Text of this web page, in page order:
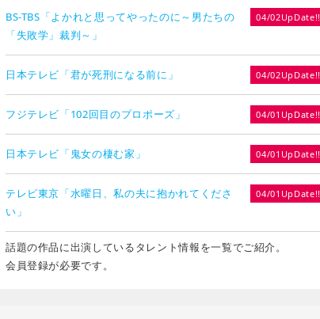
BS-TBS「よかれと思ってやったのに～男たちの
「失敗学」裁判～」
04/02UpDate!!
日本テレビ「君が死刑になる前に」 04/02UpDate!!
フジテレビ「102回目のプロポーズ」 04/01UpDate!!
日本テレビ「鬼女の棲む家」 04/01UpDate!!
テレビ東京「水曜日、私の夫に抱かれてくださ
い」
04/01UpDate!!
話題の作品に出演しているタレント情報を一覧でご紹介。
会員登録が必要です。